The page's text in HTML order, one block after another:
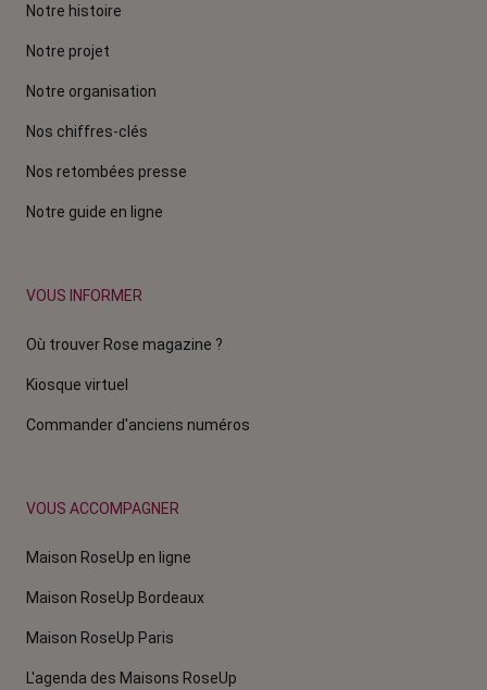
Notre histoire
Notre projet
Notre organisation
Nos chiffres-clés
Nos retombées presse
Notre guide en ligne
VOUS INFORMER
Où trouver Rose magazine ?
Kiosque virtuel
Commander d'anciens numéros
VOUS ACCOMPAGNER
Maison RoseUp en ligne
Maison RoseUp Bordeaux
Maison RoseUp Paris
L'agenda des Maisons RoseUp